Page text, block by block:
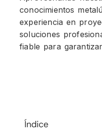
conocimientos
experiencia en
soluciones
fiable para
Índice